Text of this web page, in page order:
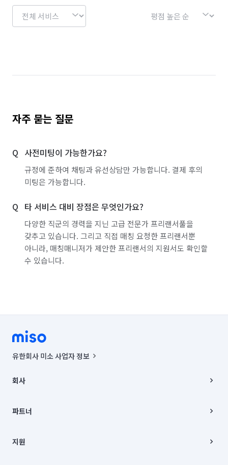
자주 묻는 질문
사전미팅이 가능한가요?
규정에 준하여 채팅과 유선상담만 가능합니다. 결제 후의
미팅은 가능합니다.
타 서비스 대비 장점은 무엇인가요?
다양한 직군의 경력을 지닌 고급 전문가 프리랜서풀을
갖추고 있습니다. 그리고 직접 매칭 요청한 프리랜서뿐
아니라, 매칭매니저가 제안한 프리랜서의 지원서도 확인할
수 있습니다.
유한회사 미소 사업자 정보
00019 |
주소 | 본사: 서울특별시 종로구 율곡로 6(중학동, 트윈트리빌딩) B동 5층
컨택센터 : 서울특별시 종로구 수송동 율곡로 24, 7층, 8층 미소
상품, 상품정보, 거래에 관한 의무와 책임은 거래당사자에게 있습니다.
언론 보도 관련 문의:
회사
채용
파트너
이사
지원